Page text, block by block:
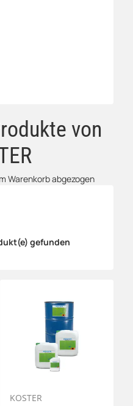
von
Warenkorb abgezogen
gefunden
KÖSTER